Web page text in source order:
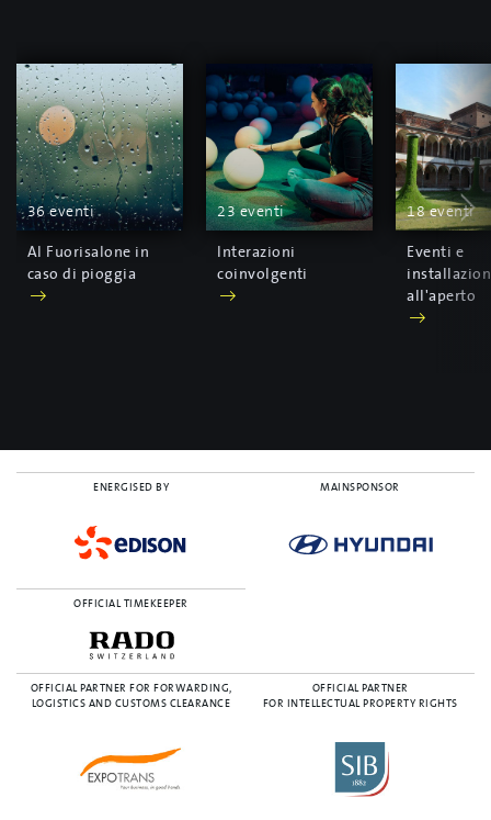
36 eventi
Al Fuorisalone in
caso di pioggia
23 eventi
Interazioni
coinvolgenti
18 eventi
Eventi e
all'aperto
ENERGISED BY MAINSPONSOR
OFFICIAL TIMEKEEPER
OFFICIAL PARTNER FOR FORWARDING,
LOGISTICS AND CUSTOMS CLEARANCE
OFFICIAL PARTNER
FOR INTELLECTUAL PROPERTY RIGHTS